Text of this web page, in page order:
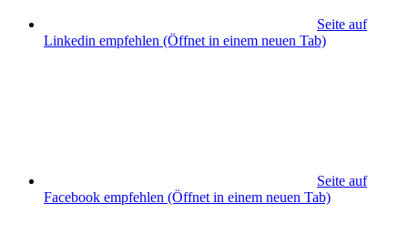
Seite auf
Linkedin empfehlen (Öffnet in einem neuen Tab)
Seite auf
Facebook empfehlen (Öffnet in einem neuen Tab)